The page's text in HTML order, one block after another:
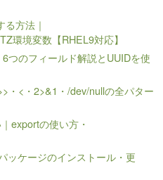
方法｜
環境変数【RHEL9対応】
つのフィールド解説とUUIDを使
・<・2>&1・/dev/nullの全パター
exportの使い方・
ッケージのインストール・更